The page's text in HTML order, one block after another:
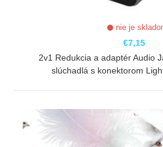
nie je
€7,15
2v1 Redukcia a adaptér Audio
slúchadlá s konektorom